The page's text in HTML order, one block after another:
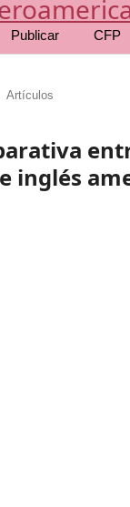
Publicar CFP
Artículos
inglés